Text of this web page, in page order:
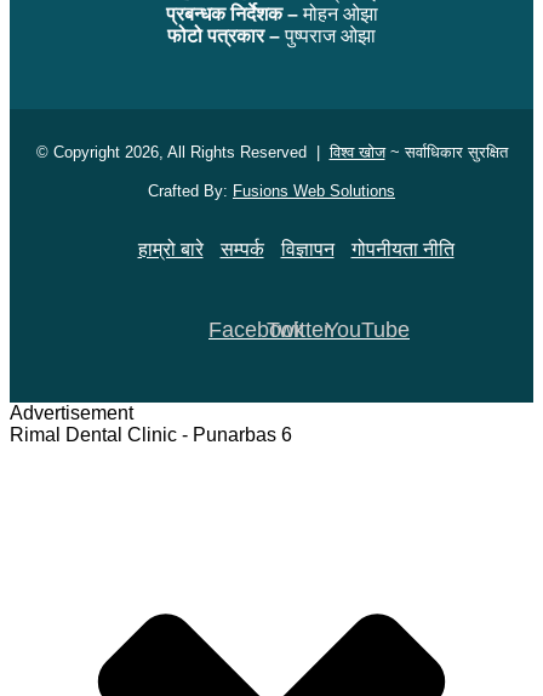
प्रबन्धक निर्देशक –मोहन ओझा
फोटो पत्रकार –पुष्पराज ओझा
© Copyright 2026, All Rights Reserved |विश्व खोज~ सर्वाधिकार सुरक्षित
Crafted By: Fusions Web Solutions
हाम्रो बारे सम्पर्क विज्ञापन गोपनीयता नीति
Facebook
TwitterYouTube
Advertisement
Rimal Dental Clinic - Punarbas 6